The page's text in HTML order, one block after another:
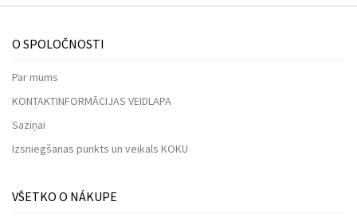
O SPOLOČNOSTI
Par mums
KONTAKTINFORMĀCIJAS VEIDLAPA
Saziņai
Izsniegšanas punkts un veikals KOKU
VŠETKO O NÁKUPE